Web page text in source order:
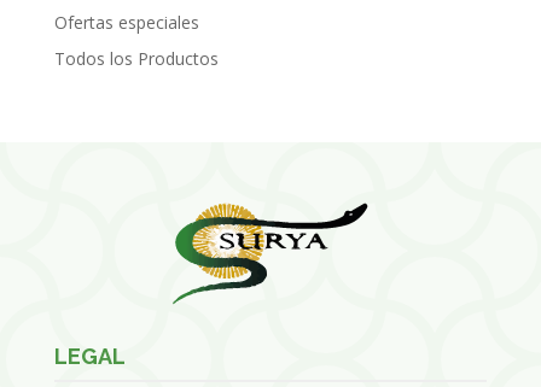
Ofertas especiales
Todos los Productos
LEGAL